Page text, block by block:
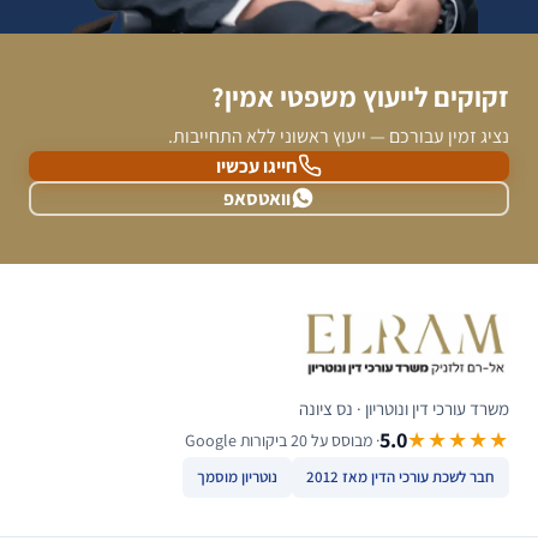
זקוקים לייעוץ משפטי אמין?
נציג זמין עבורכם — ייעוץ ראשוני ללא התחייבות.
חייגו עכשיו
וואטסאפ
משרד עורכי דין ונוטריון · נס ציונה
★★★★★
5.0· מבוסס על 20 ביקורות Google
חבר לשכת עורכי הדין מאז 2012 נוטריון מוסמך